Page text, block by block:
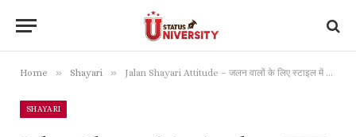
Home » Shayari » Jalan Shayari Attitude – जलन वालों के लिए स्टाइल में शायरी
SHAYARI